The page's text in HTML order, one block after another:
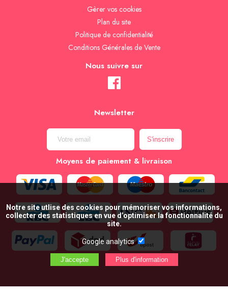
Gèrer vos cookies
Plan du site
Politique de confidentialité
Conditions Générales de Vente
Nous suivre sur
Newsletter
Moyens de paiement & livraison
Notre site utlise des cookies pour mémoriser vos informations,
collecter des statistiques en vue d’optimiser la fonctionnalité du
site.
Google analytics